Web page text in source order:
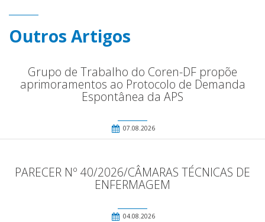
Outros Artigos
Grupo de Trabalho do Coren-DF propõe
aprimoramentos ao Protocolo de Demanda
Espontânea da APS
07.08.2026
PARECER Nº 40/2026/CÂMARAS TÉCNICAS DE
ENFERMAGEM
04.08.2026